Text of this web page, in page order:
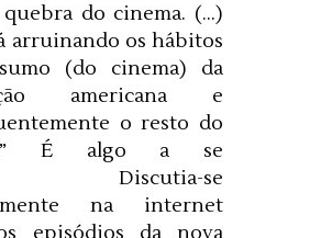
quebra do cinema. (…)
arruinando os hábitos
(do cinema) da
americana e
o resto do
É algo a se
Discutia-se
na internet